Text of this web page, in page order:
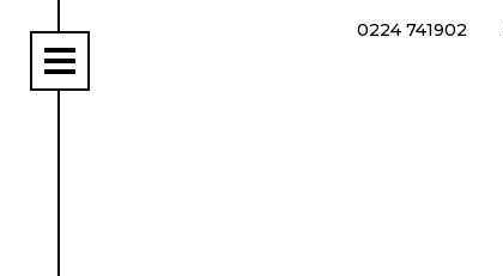
0224 741902